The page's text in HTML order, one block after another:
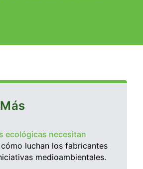
ecológicas necesitan
cómo luchan los fabricantes
medioambientales.